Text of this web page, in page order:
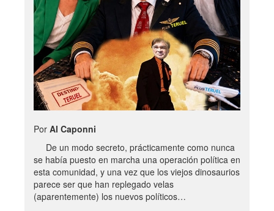
Por Al Caponni
De un modo secreto, prácticamente como nunca
se había puesto en marcha una operación política en
esta comunidad, y una vez que los viejos dinosaurios
parece ser que han replegado velas
(aparentemente) los nuevos políticos…